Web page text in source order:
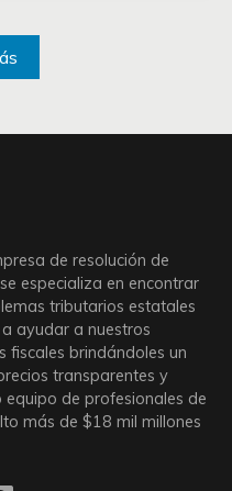
de resolución de
especializa en encontrar
tributarios estatales
ayudar a nuestros
fiscales brindándoles un
transparentes y
equipo de profesionales de
más de$18 mil millones